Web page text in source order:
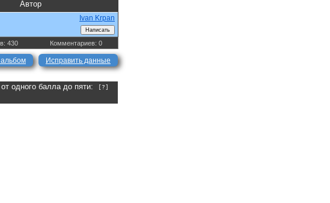
Автор
Ivan Krpan
430 Комментариев: 0
альбом Исправить данные
одного балла до пяти: [?]